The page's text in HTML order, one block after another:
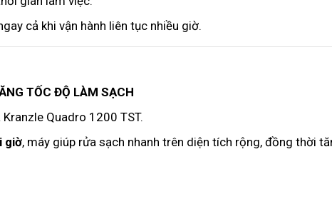
cả khi vận hành liên tục nhiều giờ.
TỐC ĐỘ LÀM SẠCH
Quadro 1200 TST.
giờ, máy giúp rửa sạch nhanh trên diện tích rộng, đồng thời